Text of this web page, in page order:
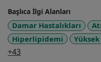
görev yaptım. Uzun yıllardır İzmir'de özel sağlık
kuruluşlarında hizmet
Başlıca İlgi Alanları
Damar Hastalıkları
Hiperlipidemi
+43